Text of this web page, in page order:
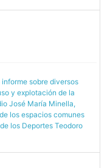
sobre diversos
y explotación de la
José María Minella,
los espacios comunes
los Deportes Teodoro